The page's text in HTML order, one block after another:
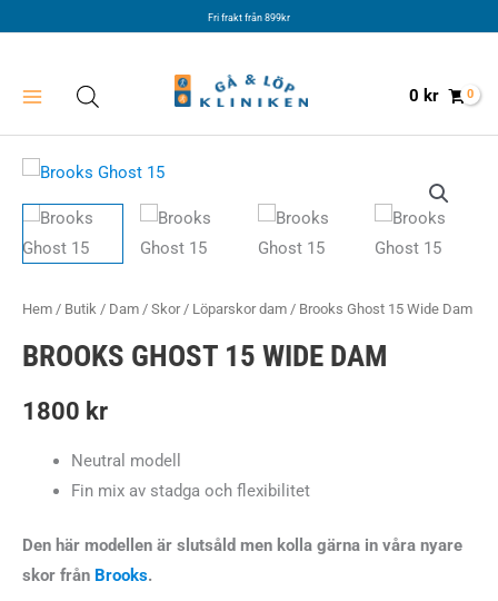
Fri frakt från 899kr
0 kr
Hem / Butik / Dam / Skor/ Löparskor dam / Brooks Ghost 15 Wide Dam
BROOKS GHOST 15 WIDE DAM
1800 kr
Neutral modell
Fin mix av stadga och flexibilitet
Den här modellen är slutsåld men kolla gärna in våra nyare
skor från Brooks.